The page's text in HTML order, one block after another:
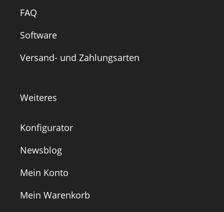
FAQ
Software
Versand- und Zahlungsarten
Weiteres
Konfigurator
Newsblog
Mein Konto
Mein Warenkorb